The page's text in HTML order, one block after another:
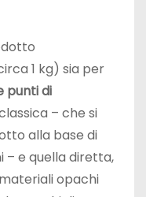
1 kg) sia per
punti di
– che si
alla base di
e quella diretta,
opachi